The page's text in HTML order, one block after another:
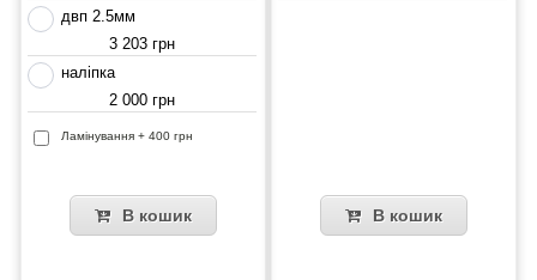
двп 2.5мм
3 203 грн
наліпка
2 000 грн
Ламінування + 400 грн
В кошик В кошик